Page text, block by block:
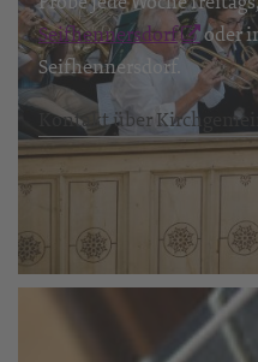
Seifhennersdorf
oder
Seifhennersdorf.
Kontakt über